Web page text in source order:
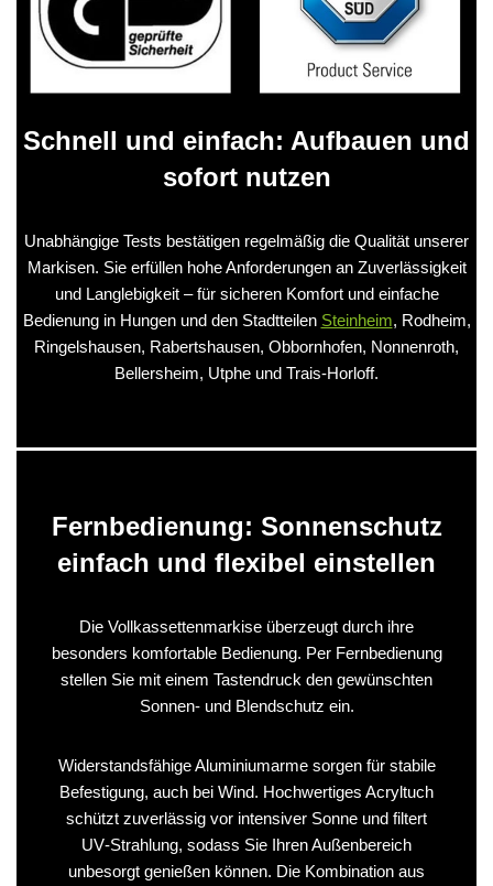
Schnell und einfach: Aufbauen und
sofort nutzen
Unabhängige Tests bestätigen regelmäßig die Qualität unserer
Markisen. Sie erfüllen hohe Anforderungen an Zuverlässigkeit
und Langlebigkeit – für sicheren Komfort und einfache
Bedienung in Hungen und den Stadtteilen Steinheim, Rodheim,
Ringelshausen, Rabertshausen, Obbornhofen, Nonnenroth,
Bellersheim, Utphe und Trais‑Horloff.
Fernbedienung: Sonnenschutz
einfach und flexibel einstellen
Die Vollkassettenmarkise überzeugt durch ihre
besonders komfortable Bedienung. Per Fernbedienung
stellen Sie mit einem Tastendruck den gewünschten
Sonnen‑ und Blendschutz ein.
Widerstandsfähige Aluminiumarme sorgen für stabile
Befestigung, auch bei Wind. Hochwertiges Acryltuch
schützt zuverlässig vor intensiver Sonne und filtert
UV‑Strahlung, sodass Sie Ihren Außenbereich
unbesorgt genießen können. Die Kombination aus